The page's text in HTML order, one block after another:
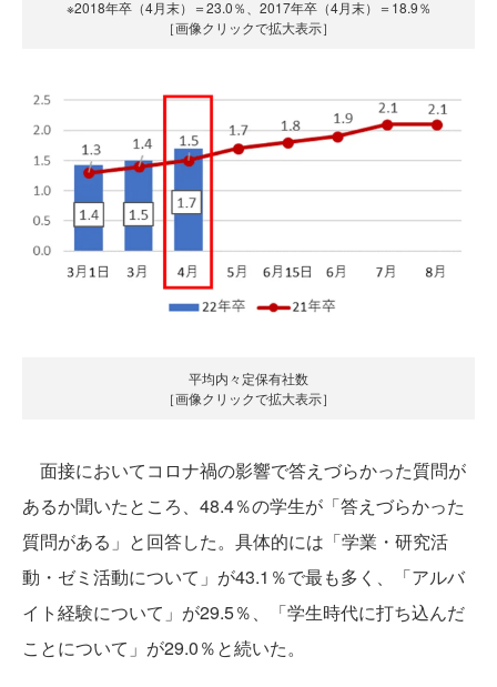
※2018年卒（4月末）＝23.0％、2017年卒（4月末）＝18.9％
［画像クリックで拡大表示］
平均内々定保有社数
［画像クリックで拡大表示］
面接においてコロナ禍の影響で答えづらかった質問が
あるか聞いたところ、48.4％の学生が「答えづらかった
質問がある」と回答した。具体的には「学業・研究活
動・ゼミ活動について」が43.1％で最も多く、「アルバ
イト経験について」が29.5％、「学生時代に打ち込んだ
ことについて」が29.0％と続いた。